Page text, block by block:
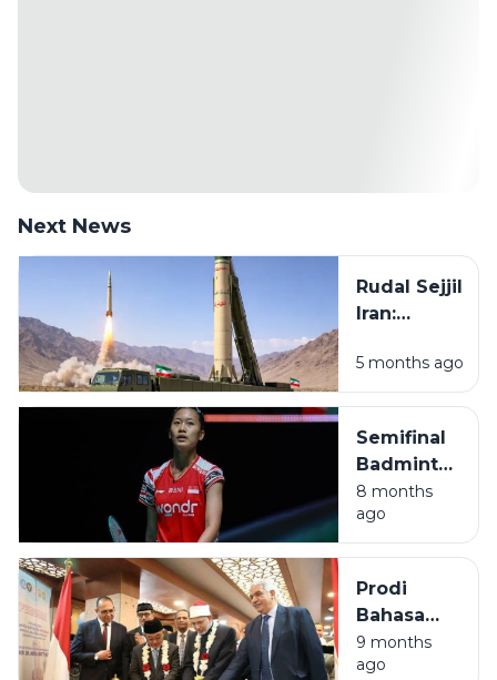
Next News
Rudal Sejjil
Iran:
Teknologi,
dan
dalam
Sistem
Pertahanan
Iran
5 months ago
Semifinal
Badminton
SEA
Games
2025:
Malaysia,
Indonesia
ke Final.
8 months
ago
Prodi
Bahasa
Indonesia
Resmi
9 months
ago